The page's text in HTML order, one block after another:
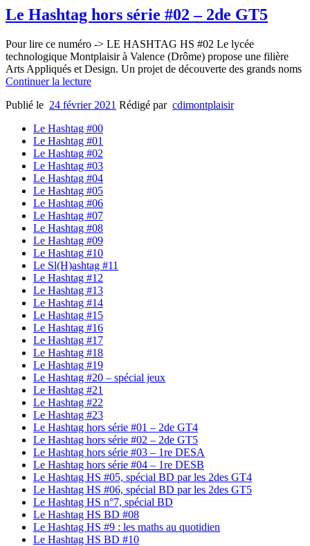
Le Hashtag hors série #02 – 2de GT5
Pour lire ce numéro -> LE HASHTAG HS #02 Le lycée
technologique Montplaisir à Valence (Drôme) propose une filière
Arts Appliqués et Design. Un projet de découverte des grands noms
Continuer la lecture
Publié le 24 février 2021 Rédigé par cdimontplaisir
Le Hashtag #00
Le Hashtag #01
Le Hashtag #02
Le Hashtag #03
Le Hashtag #04
Le Hashtag #05
Le Hashtag #06
Le Hashtag #07
Le Hashtag #08
Le Hashtag #09
Le Hashtag #10
Le Sl(H)ashtag #11
Le Hashtag #12
Le Hashtag #13
Le Hashtag #14
Le Hashtag #15
Le Hashtag #16
Le Hashtag #17
Le Hashtag #18
Le Hashtag #19
Le Hashtag #20 – spécial jeux
Le Hashtag #21
Le Hashtag #22
Le Hashtag #23
Le Hashtag hors série #01 – 2de GT4
Le Hashtag hors série #02 – 2de GT5
Le Hashtag hors série #03 – 1re DESA
Le Hashtag hors série #04 – 1re DESB
Le Hashtag HS #05, spécial BD par les 2des GT4
Le Hashtag HS #06, spécial BD par les 2des GT5
Le Hashtag HS n°7, spécial BD
Le Hashtag HS BD #08
Le Hashtag HS #9 : les maths au quotidien
Le Hashtag HS BD #10